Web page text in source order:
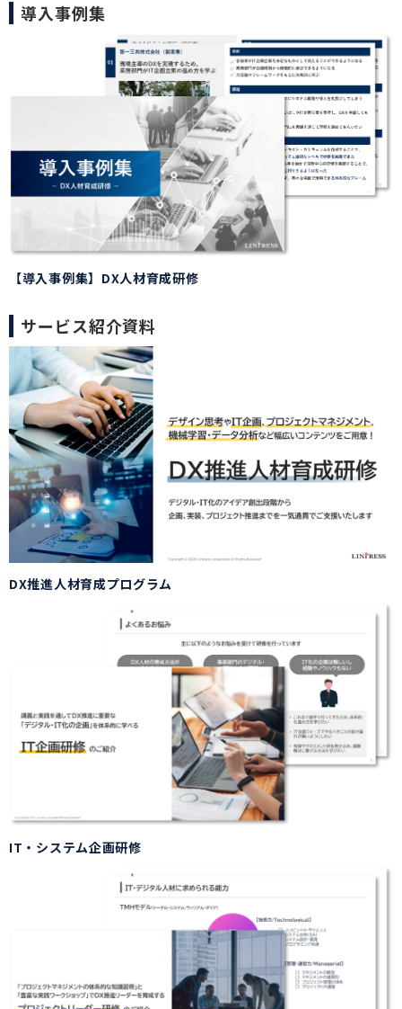
導入事例集
【導入事例集】DX人材育成研修
サービス紹介資料
DX推進人材育成プログラム
IT・システム企画研修